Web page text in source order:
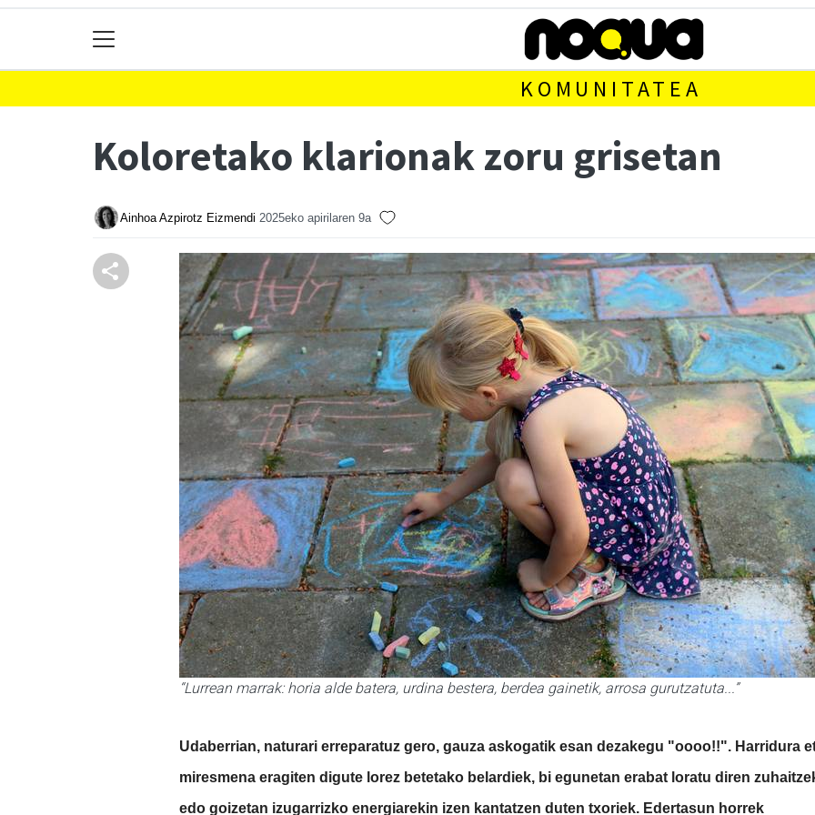
KOMUNITATEA
Koloretako klarionak zoru grisetan
Ainhoa Azpirotz Eizmendi 2025eko apirilaren 9a
“Lurrean marrak: horia alde batera, urdina bestera, berdea gainetik, arrosa gurutzatuta...”
Udaberrian, naturari erreparatuz gero, gauza askogatik esan dezakegu "oooo!!". Harridura
miresmena eragiten digute lorez betetako belardiek, bi egunetan erabat loratu diren
edo goizetan izugarrizko energiarekin izen kantatzen duten txoriek. Edertasun horrek